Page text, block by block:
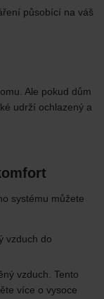
působící na váš
Ale pokud dům
udrží ochlazený a
systému můžete
vzduch do
vzduch. Tento
více o vysoce